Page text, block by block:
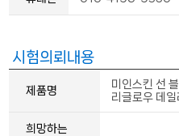
시험의뢰내용
제품명
미인스킨 선
리글로우 데
희망하는